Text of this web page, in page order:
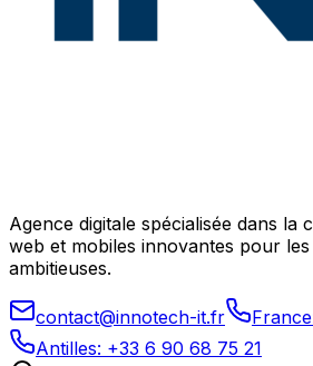
Agence digitale spécialisée dans la
web et mobiles innovantes pour les
ambitieuses.
contact@innotech-it.fr
Antilles: +33 6 90 68 75 21